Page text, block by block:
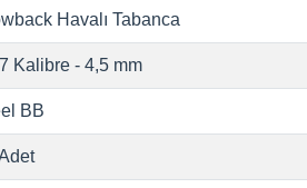
Havalı Tabanca
Kalibre - 4,5 mm
BB